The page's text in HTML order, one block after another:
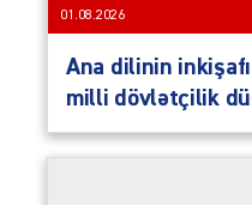
01.08.2026
Ana dilinin
milli dövlətçilik